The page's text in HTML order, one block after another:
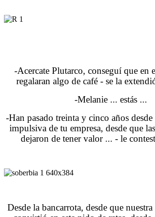
-Acercate Plutarco, conseguí que en
regalaran algo de café - se la
-Melanie ... estás ...
-Han pasado treinta y cinco años desde
impulsiva de tu empresa, desde que
dejaron de tener valor ... - le
Desde la bancarrota, desde que nuestra